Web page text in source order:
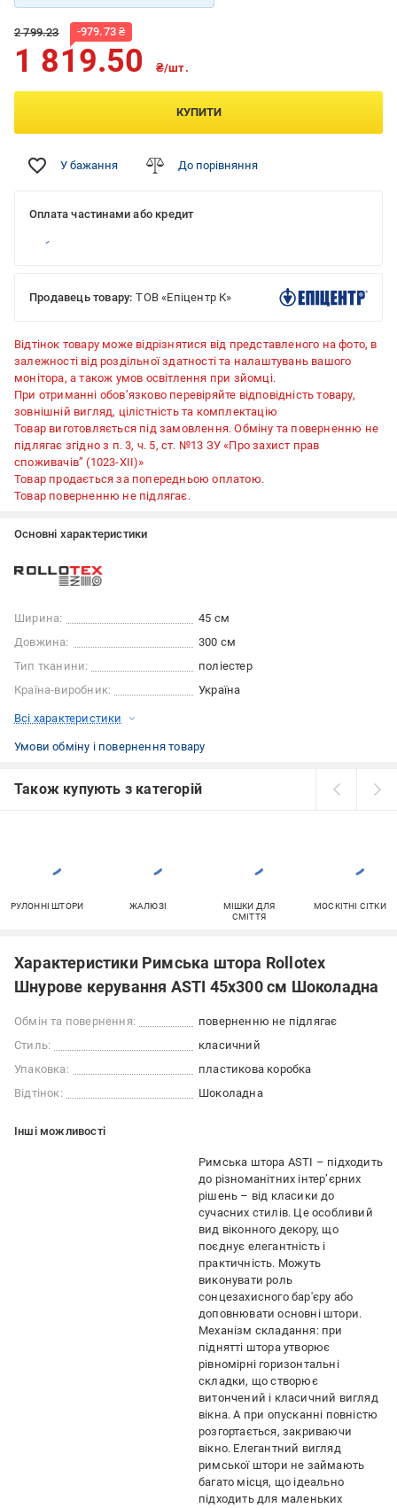
2 799.23 -979.73 ₴
1 819.50 ₴/шт.
КУПИТИ
У бажання До порівняння
Оплата частинами або кредит
Продавець товару: ТОВ «Епіцентр К»
Відтінок товару може відрізнятися від представленого на фото, в
залежності від роздільної здатності та налаштувань вашого
монітора, а також умов освітлення при зйомці.
При отриманні обов’язково перевіряйте відповідність товару,
зовнішній вигляд, цілістність та комплектацію
Товар виготовляється під замовлення. Обміну та поверненню не
підлягає згідно з п. 3, ч. 5, ст. №13 ЗУ «Про захист прав
споживачів” (1023-XII)»
Товар продається за попередньою оплатою.
Товар поверненню не підлягає.
Основні характеристики
Ширина:
45 см
Довжина:
300 см
Тип тканини:
поліестер
Країна-виробник:
Україна
Всі характеристики
Умови обміну і повернення товару
Також купують з категорій
РУЛОННІ ШТОРИ ЖАЛЮЗІ
МІШКИ ДЛЯ
СМІТТЯ
МОСКІТНІ СІТКИ
Характеристики Римська штора Rollotex
Шнурове керування ASTI 45x300 см Шоколадна
Обмін та повернення:
поверненню не підлягає
Стиль:
класичний
Упаковка:
пластикова коробка
Відтінок:
Шоколадна
Iншi можливостi
Римська штора ASTI – підходить
до різноманітних інтер’єрних
рішень – від класики до
сучасних стилів. Це особливий
вид віконного декору, що
поєднує елегантність і
практичність. Можуть
виконувати роль
сонцезахисного бар'єру або
доповнювати основні штори.
Механізм складання: при
піднятті штора утворює
рівномірні горизонтальні
складки, що створює
витончений і класичний вигляд
вікна. А при опусканні повністю
розгортається, закриваючи
вікно. Елегантний вигляд
римської штори не займають
багато місця, що ідеально
підходить для маленьких